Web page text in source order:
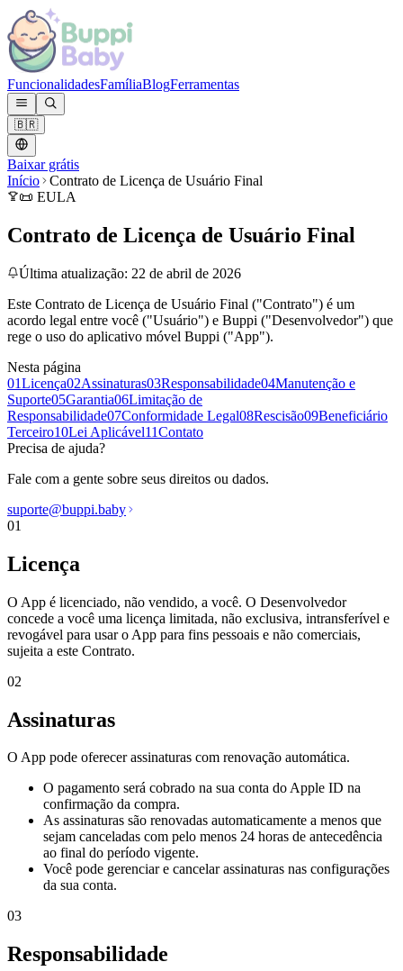
FuncionalidadesFamíliaBlogFerramentas
🇧🇷
Baixar grátis
Início
Contrato de Licença de Usuário Final
📜 EULA
Contrato de Licença de Usuário Final
Última atualização: 22 de abril de 2026
Este Contrato de Licença de Usuário Final ("Contrato") é um
acordo legal entre você ("Usuário") e Buppi ("Desenvolvedor") que
rege o uso do aplicativo móvel Buppi ("App").
Nesta página
01Licença02Assinaturas03Responsabilidade04Manutenção e
Suporte05Garantia06Limitação de
Responsabilidade07Conformidade Legal08Rescisão09Beneficiário
Terceiro10Lei Aplicável11Contato
Precisa de ajuda?
Fale com a gente sobre seus direitos ou dados.
suporte@buppi.baby
01
Licença
O App é licenciado, não vendido, a você. O Desenvolvedor
concede a você uma licença limitada, não exclusiva, intransferível e
revogável para usar o App para fins pessoais e não comerciais,
sujeita a este Contrato.
02
Assinaturas
O App pode oferecer assinaturas com renovação automática.
O pagamento será cobrado na sua conta do Apple ID na
confirmação da compra.
As assinaturas são renovadas automaticamente a menos que
sejam canceladas com pelo menos 24 horas de antecedência
ao final do período vigente.
Você pode gerenciar e cancelar assinaturas nas configurações
da sua conta.
03
Responsabilidade